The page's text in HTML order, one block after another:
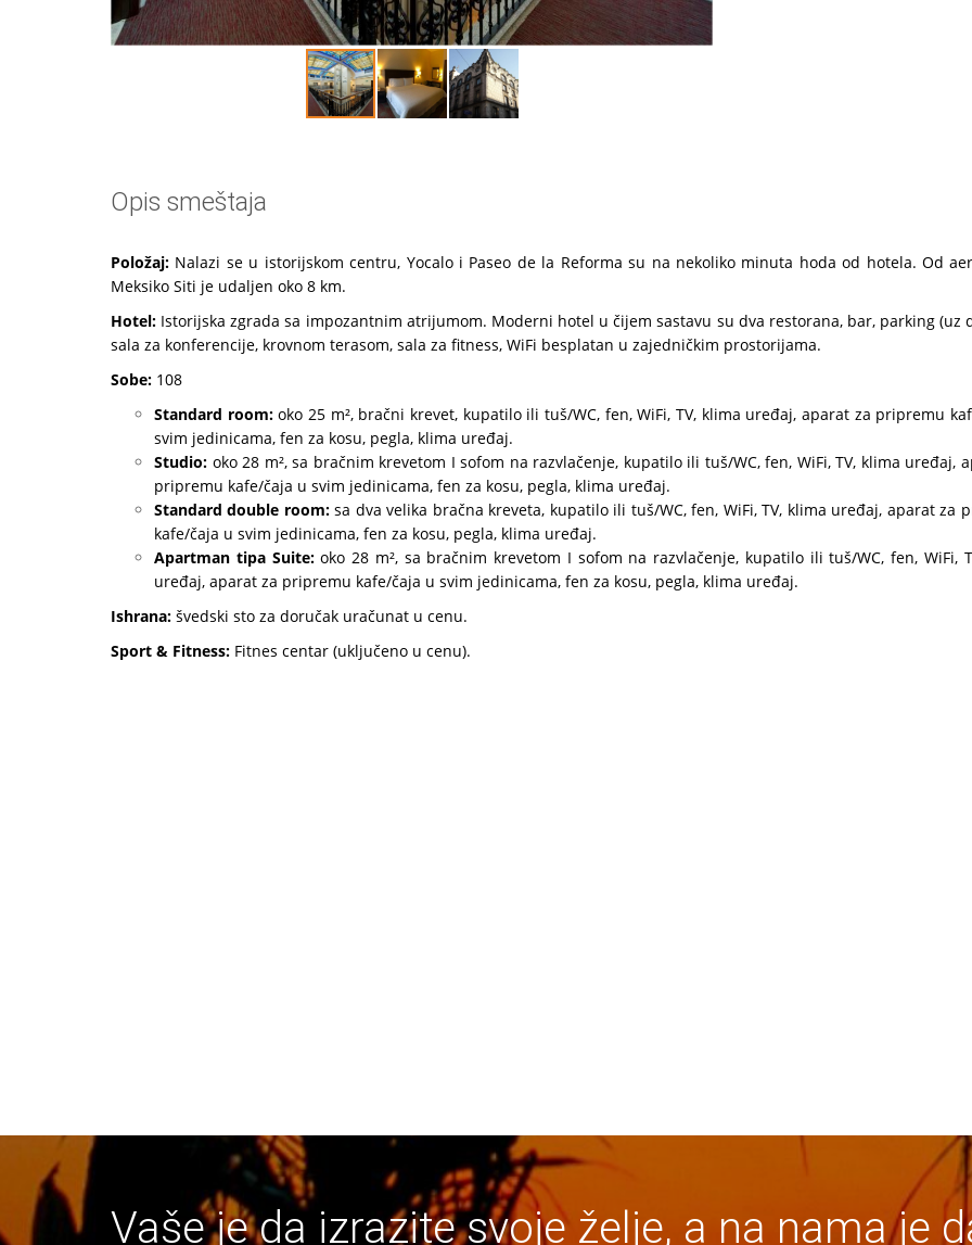
Opis smeštaja
Položaj: Nalazi se u istorijskom centru, Yocalo i Paseo de la Reforma su na nekoliko minuta hoda od hotela. Od
Meksiko Siti je udaljen oko 8 km.
Hotel: Istorijska zgrada sa impozantnim atrijumom. Moderni hotel u čijem sastavu su dva restorana, bar, parking (uz
sala za konferencije, krovnom terasom, sala za fitness, WiFi besplatan u zajedničkim prostorijama.
Sobe: 108
Standard room:oko 25 m², bračni krevet, kupatilo ili tuš/WC, fen, WiFi, TV, klima uređaj, aparat za pripremu
svim jedinicama, fen za kosu, pegla, klima uređaj.
Studio: oko 28 m², sa bračnim krevetom I sofom na razvlačenje, kupatilo ili tuš/WC, fen, WiFi, TV, klima uređaj,
pripremu kafe/čaja u svim jedinicama, fen za kosu, pegla, klima uređaj.
Standard double room:sa dva velika bračna kreveta, kupatilo ili tuš/WC, fen, WiFi, TV, klima uređaj, aparat za
kafe/čaja u svim jedinicama, fen za kosu, pegla, klima uređaj.
Apartman tipa Suite:oko 28 m², sa bračnim krevetom I sofom na razvlačenje, kupatilo ili tuš/WC, fen, WiFi,
uređaj, aparat za pripremu kafe/čaja u svim jedinicama, fen za kosu, pegla, klima uređaj.
Ishrana: švedski sto za doručak uračunat u cenu.
Sport & Fitness: Fitnes centar (uključeno u cenu).
Vaše je da izrazite svoje želje, a na nama je